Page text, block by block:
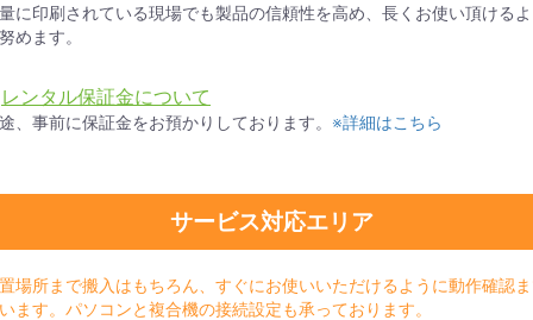
に印刷されている現場でも製品の信頼性を高め、長くお使い頂ける
めます。
レンタル保証金について
、事前に保証金をお預かりしております。 ※詳細はこちら
サービス対応エリア
場所まで搬入はもちろん、すぐにお使いいただけるように動作確認
ます。パソコンと複合機の接続設定も承っております。